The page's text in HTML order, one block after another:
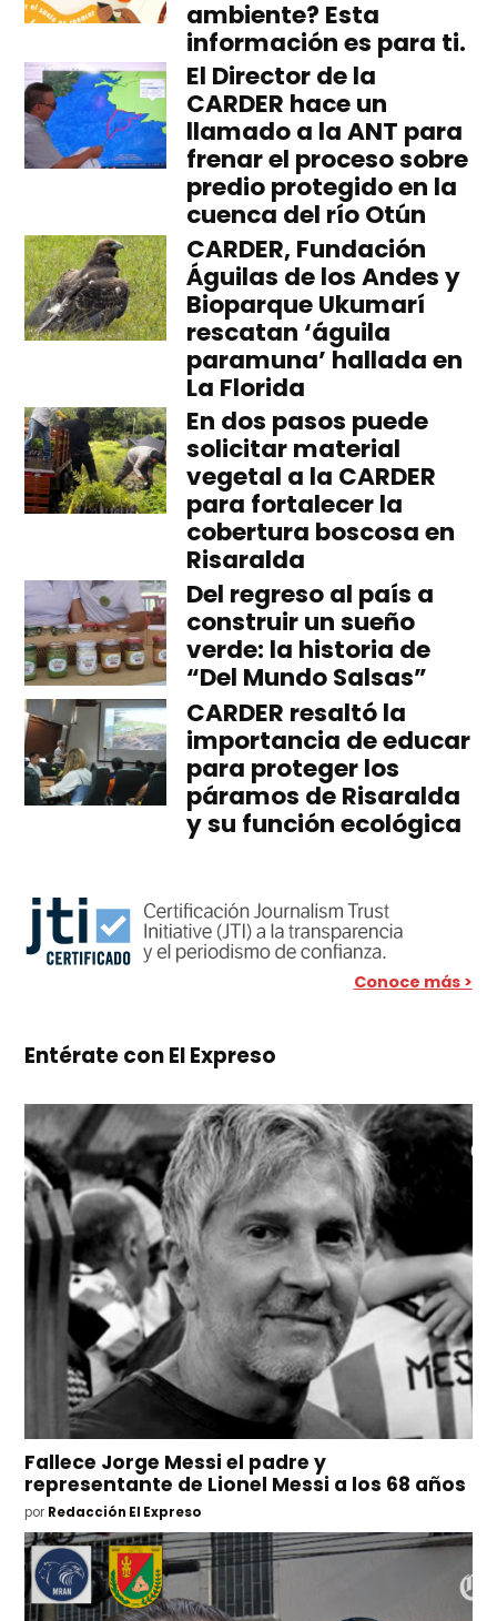
ambiente? Esta
información es para ti.
El Director de la
CARDER hace un
llamado a la ANT para
frenar el proceso sobre
predio protegido en la
cuenca del río Otún
CARDER, Fundación
Águilas de los Andes y
Bioparque Ukumarí
rescatan ‘águila
paramuna’ hallada en
La Florida
En dos pasos puede
solicitar material
vegetal a la CARDER
para fortalecer la
cobertura boscosa en
Risaralda
Del regreso al país a
construir un sueño
verde: la historia de
“Del Mundo Salsas”
CARDER resaltó la
importancia de educar
para proteger los
páramos de Risaralda
y su función ecológica
Conoce más >
Entérate con El Expreso
Fallece Jorge Messi el padre y
representante de Lionel Messi a los 68 años
por Redacción El Expreso